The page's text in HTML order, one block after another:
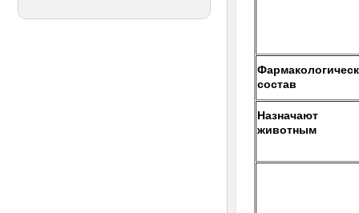
состав
Назначают
животным